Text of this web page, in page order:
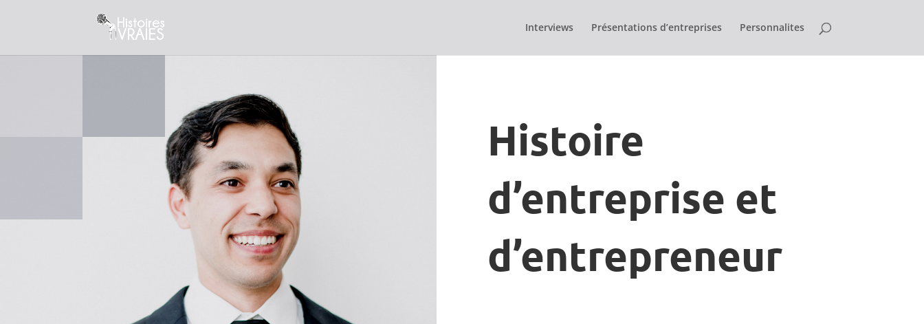
Interviews Présentations d’entreprises Personnalites
Histoire
d’entreprise et
d’entrepreneur